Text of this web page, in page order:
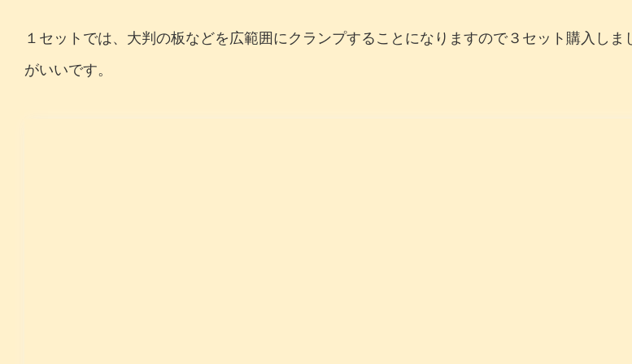
１セットでは、大判の板などを広範囲にクランプすることになりますので３セット購入し
がいいです。